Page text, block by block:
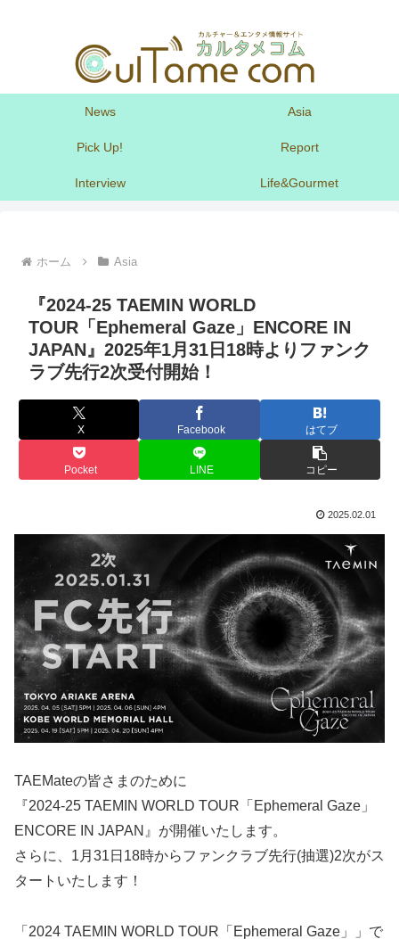
News Asia
Pick Up! Report
Interview Life&Gourmet
ホーム Asia
『2024-25 TAEMIN WORLD
TOUR「Ephemeral Gaze」ENCORE IN
JAPAN』2025年1月31日18時よりファンク
ラブ先行2次受付開始！
X Facebook はてブ
Pocket LINE コピー
2025.02.01
TAEMateの皆さまのために
『2024-25 TAEMIN WORLD TOUR「Ephemeral Gaze」
ENCORE IN JAPAN』が開催いたします。
さらに、1月31日18時からファンクラブ先行(抽選)2次がス
タートいたします！
「2024 TAEMIN WORLD TOUR「Ephemeral Gaze」」で